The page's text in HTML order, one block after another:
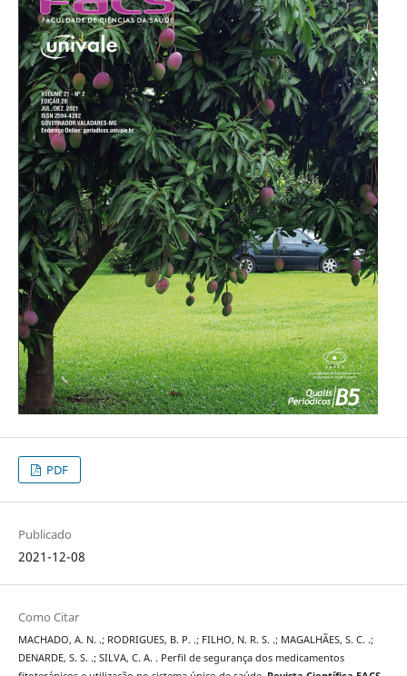
PDF
Publicado
2021-12-08
Como Citar
MACHADO, A. N. .; RODRIGUES, B. P. .; FILHO, N. R. S. .; MAGALHÃES, S. C. .;
DENARDE, S. S. .; SILVA, C. A. . Perfil de segurança dos medicamentos